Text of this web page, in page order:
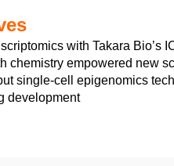
with Takara Bio’s
chemistry empowered new
single-cell epigenomics
development